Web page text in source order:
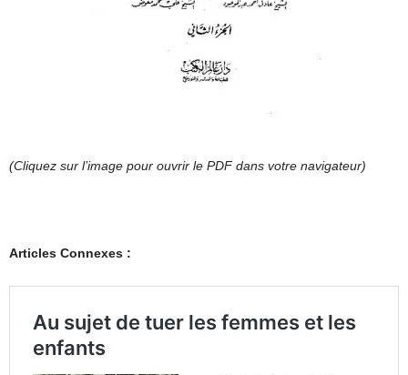
(Cliquez sur l’image pour ouvrir le PDF dans votre navigateur)
Articles Connexes :